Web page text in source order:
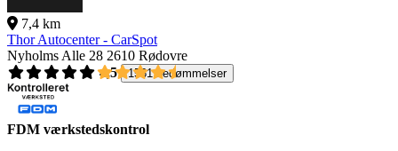
7,4 km
Thor Autocenter - CarSpot
Nyholms Alle 28 2610 Rødovre
4,5
1561 bedømmelser
FDM værkstedskontrol